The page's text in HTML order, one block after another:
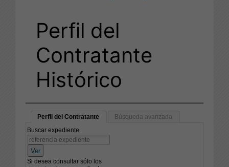
Perfil del
Contratante
Histórico